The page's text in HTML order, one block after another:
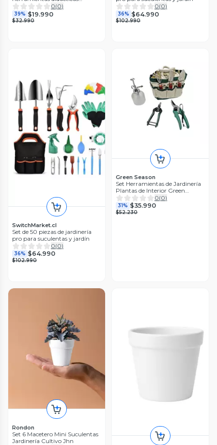
multicolor
0(0)
39% $19.990
$32.990
0(0)
36% $64.990
$102.990
SwitchMarket.cl
Set de 50 piezas de jardinería
pro para suculentas y jardín
0(0)
36% $64.990
$102.990
Green Season
Set Herramientas de Jardinería
Plantas de Interior Green
Season
0(0)
31% $35.990
$52.230
Rondon
Set 6 Macetero Mini Suculentas
Jardinería Cultivo Jhn